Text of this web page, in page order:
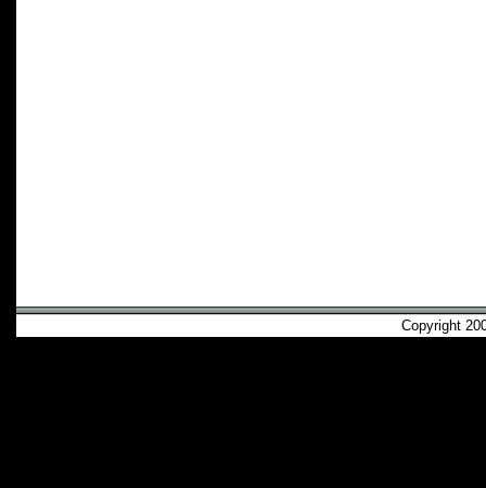
Copyright